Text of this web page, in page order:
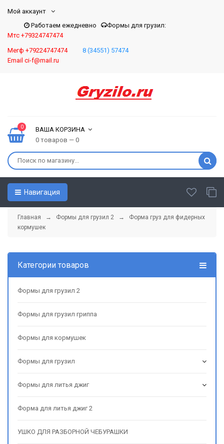
Мой аккаунт
Работаем ежедневно
Формы для грузил:
Мтс +79324747474
Мегф +79224747474
8 (34551) 57474
Email ci-f@mail.ru
0
ВАША КОРЗИНА
0 товаров — 0
Навигация
Главная → Формы для грузил 2
→ Форма груз для фидерных
кормушек
Категории товаров
Формы для грузил 2
Формы для грузил гриппа
Формы для кормушек
Формы для грузил
Формы для литья джиг
Форма для литья джиг 2
УШКО ДЛЯ РАЗБОРНОЙ ЧЕБУРАШКИ